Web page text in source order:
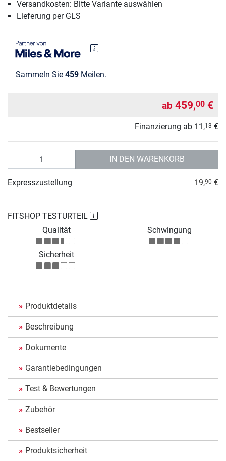
Versandkosten: Bitte Variante auswählen
Lieferung per GLS
Sammeln Sie 459 Meilen.
ab 459,00 €
Finanzierung ab 11,13 €
IN DEN WARENKORB
FITSHOP TESTURTEIL
Qualität
Schwingung
Sicherheit
Expresszustellung 19,90 €
Produktdetails
Beschreibung
Dokumente
Garantiebedingungen
Test & Bewertungen
Zubehör
Bestseller
Produktsicherheit